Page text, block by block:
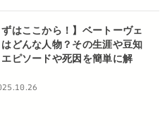
ずはここから！】ベートーヴェ
はどんな人物？その生涯や豆知
ピソードや死因を簡単に解